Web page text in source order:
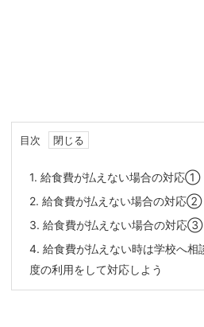
目次
1. 給食費が払えない場合の対応①
2. 給食費が払えない場合の対応②
3. 給食費が払えない場合の対応③
4. 給食費が払えない時は学校へ相
度の利用をして対応しよう